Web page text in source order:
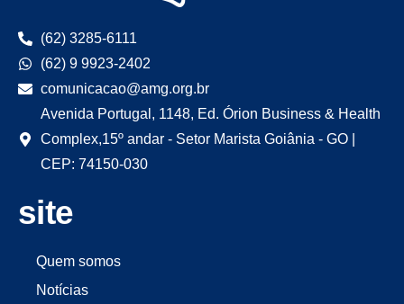
(62) 3285-6111
(62) 9 9923-2402
comunicacao@amg.org.br
Avenida Portugal, 1148, Ed. Órion Business & Health
Complex,15º andar - Setor Marista Goiânia - GO |
CEP: 74150-030
site
Quem somos
Notícias